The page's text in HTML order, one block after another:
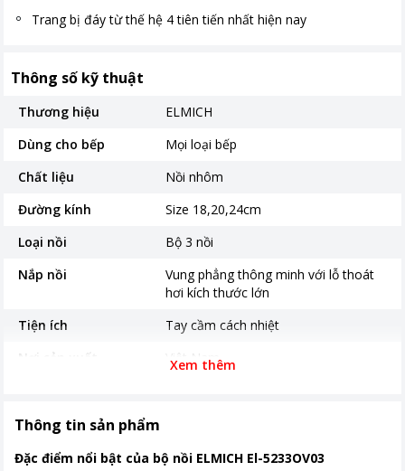
Trang bị đáy từ thế hệ 4 tiên tiến nhất hiện nay
Thông số kỹ thuật
Thương hiệu
ELMICH
Dùng cho bếp
Mọi loại bếp
Chất liệu
Nồi nhôm
Đường kính
Size 18,20,24cm
Loại nồi
Bộ 3 nồi
Nắp nồi
Vung phẳng thông minh với lỗ thoát
hơi kích thước lớn
Tiện ích
Tay cầm cách nhiệt
Nơi sản xuất
Việt Nam
Xem thêm
Thông tin sản phẩm
Đặc điểm nổi bật của bộ nồi ELMICH El-5233OV03